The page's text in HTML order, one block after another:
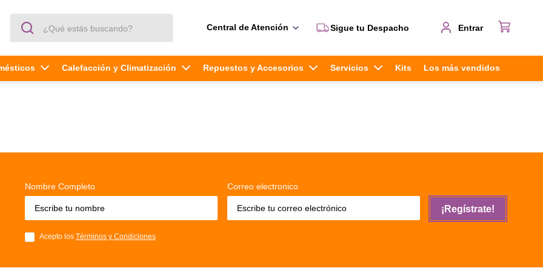
Central de Atención Sigue tu Despacho Entrar
Calefacción y Climatización Repuestos y Accesorios Servicios Kits Los más vendidos
Nombre Completo Correo electronico
Acepto los Términos y Condiciones
¡Regístrate!